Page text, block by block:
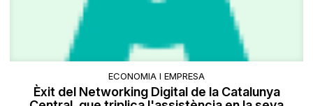
ECONOMIA I EMPRESA
Èxit del Networking Digital de la Catalunya